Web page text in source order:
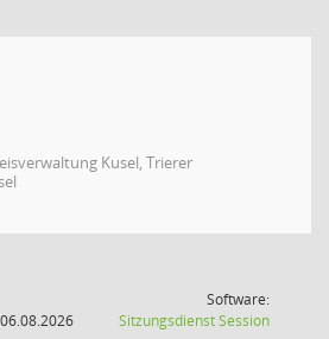
Kusel, Trierer
Software:
SitzungsdienstSession(Wird in